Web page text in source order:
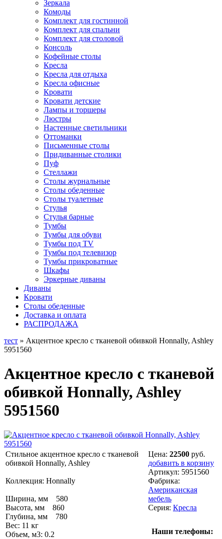
Зеркала
Комоды
Комплект для гостинной
Комплект для спальни
Комплект для столовой
Консоль
Кофейные столы
Кресла
Кресла для отдыха
Кресла офисные
Кровати
Кровати детские
Лампы и торшеры
Люстры
Настенные светильники
Оттоманки
Письменные столы
Придиванные столики
Пуф
Стеллажи
Столы журнальные
Столы обеденные
Столы туалетные
Стулья
Стулья барные
Тумбы
Тумбы для обуви
Тумбы под TV
Тумбы под телевизор
Тумбы прикроватные
Шкафы
Эркерные диваны
Диваны
Кровати
Столы обеденные
Доставка и оплата
РАСПРОДАЖА
тест » Акцентное кресло с тканевой обивкой Honnally, Ashley
5951560
Акцентное кресло с тканевой
обивкой Honnally, Ashley
5951560
Стильное акцентное кресло с тканевой
обивкой Honnally, Ashley
Коллекция: Honnally
Ширина, мм 580
Высота, мм 860
Глубина, мм 780
Вес: 11 кг
Объем, м3: 0.2
Цена: 22500 руб.
добавить в корзину
Артикул: 5951560
Фабрика:
Американская
мебель
Серия: Кресла
Наши телефоны: